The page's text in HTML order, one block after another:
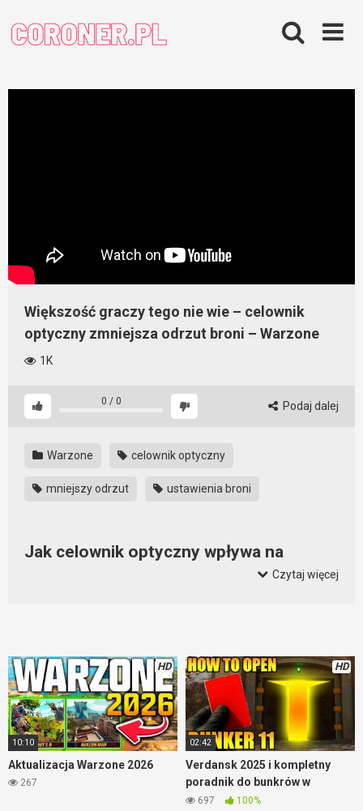
content
Większość graczy tego nie wie – celownik
optyczny zmniejsza odrzut broni – Warzone
1K
0 / 0 Podaj dalej
Warzone celownik optyczny
mniejszy odrzut ustawienia broni
Jak celownik optyczny wpływa na
optyczny zmniejsza odrzut broni i sprawia, że łatwiej się ją
kontroluje. To trochę dziwne, ale tak rzeczywiście jest. A
dowód na to znaleźć można właśnie na tym filmie. Tutaj
wszystko widać czarno na białym.
Czytaj więcej
HD
10:10
Aktualizacja Warzone 2026
267
HD
02:42
Verdansk 2025 i kompletny
poradnik do bunkrów w
Warzone
697 100%